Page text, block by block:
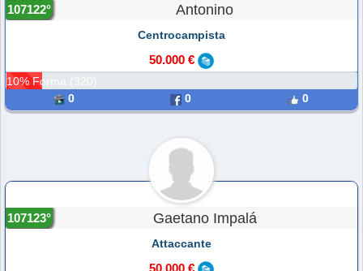
Antonino
107122°
Centrocampista
50.000 €
10% Forma (320)
0
0 0
Gaetano Impalá
107123°
Attaccante